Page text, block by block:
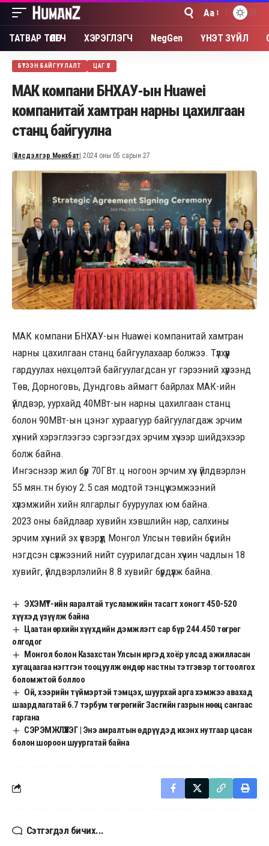
Font
Resizer
Aa
ТАТВАР ТӨЛӨГЧ ХЭРЭГЛЭГЧ NegGen ҮНЭТ ЗҮЙЛ
БҮТЭЭН БАЙГУУЛАЛТ ЦАГ ҮЕ
МАК компани БНХАУ-ын Huawei
компанитай хамтран нарны цахилгаан
станц байгуулна
Үйлсдэлгэр Мөнхбат | 2024 оны 05 сарын 27
МАК компани БНХАУ-ын Huawei компанитай хамтран
нарны цахилгаан станц байгуулахаар болжээ. Түлхүүр
гардуулах нөхцөлтэй байгуулагдсан уг гэрээний хүрээнд
Төв, Дорноговь, Дундговь аймагт байрлах МАК-ийн
үйлдвэр, уурхайд 40МВт-ын нарны цахилгаан станц
болон 90МВт-ын цэнэг хураагуур байгуулагдаж эрчим
хүчний хэрэглээгээ сэргээгдэх эрчим хүчээр шийдэхээр
болж байна.
Ингэснээр жил бүр 70ГВт.ц ногоон эрчим хүч үйлдвэрлэн
55 мян.тн буюу 2.5 сая модтой тэнцүү хэмжээний
хүлэмжийн хийн ялгарлыг бууруулах юм байна.
2023 оны байдлаар хувийн хэвшлийн нар, салхины
эрчим хүчний эх үүсвэрүүд Монгол Улсын төвийн бүсийн
нэгдсэн сүлжээний нийт суурилагдсан хүчин чадлын 18
хувийг, үйлдвэрлэлийн 8.8 хувийг бүрдүүлж байна.
ЭХЭМҮТ-ийн яаралтай тусламжийн тасагт хоногт 450-520
хүүхэд үзүүлж байна
Цаатан өрхийн хүүхдийн дэмжлэгт сар бүр 244.450 төгрөг
олгодог
Монгол болон Казахстан Улсын иргэд хоёр улсад ажилласан
хугацаагаа нэгтгэн тооцуулж өндөр настны тэтгэвэр тогтоолгох
боломжтой боллоо
Ой, хээрийн түймэртэй тэмцэх, шуурхай арга хэмжээ авахад
шаардлагатай 6.7 тэрбум төгрөгийг Засгийн газрын нөөц сангаас
гаргана
СЭРЭМЖЛҮҮЛЭГ | Энэ амралтын өдрүүдэд ихэнх нутгаар цасан
болон шороон шуургатай байна
Сэтгэгдэл бичих...